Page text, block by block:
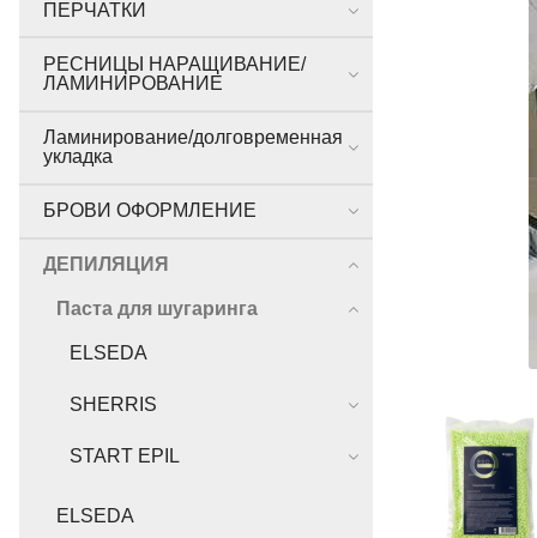
ПЕРЧАТКИ
РЕСНИЦЫ НАРАЩИВАНИЕ/
ЛАМИНИРОВАНИЕ
Ламинирование/долговременная
укладка
БРОВИ ОФОРМЛЕНИЕ
ДЕПИЛЯЦИЯ
Паста для шугаринга
ELSEDA
SHERRIS
START EPIL
ELSEDA